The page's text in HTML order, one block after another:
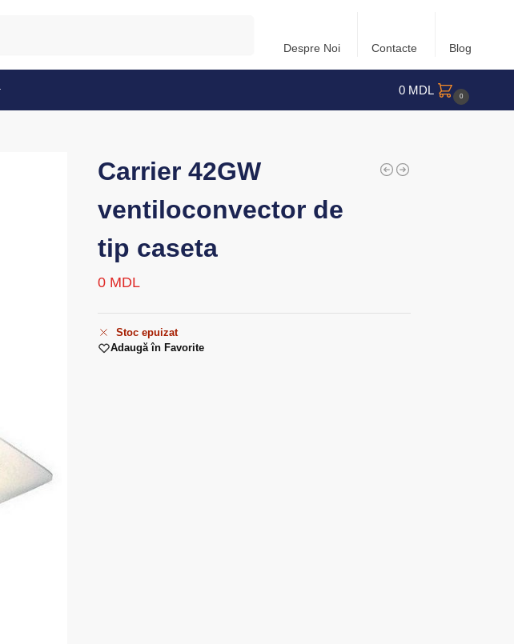
Despre Noi Contacte Blog
0 MDL 0
Carrier 42GW
ventiloconvector de
tip caseta
0 MDL
Stoc epuizat
Adaugă în Favorite